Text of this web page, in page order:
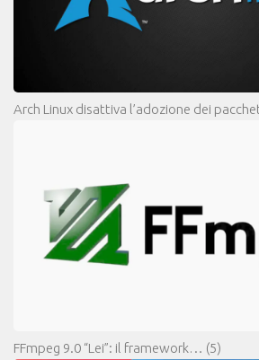
Arch Linux disattiva l’adozione dei
FFmpeg 9.0 “Lei”: il framework… (5)